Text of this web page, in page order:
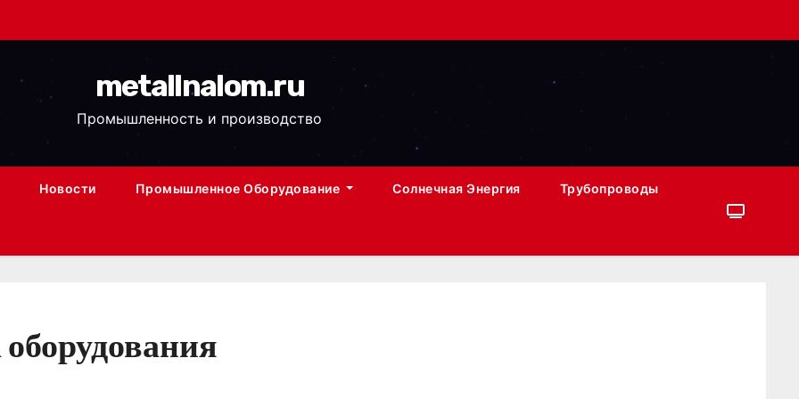
metallnalom.ru
Промышленность и производство
Новости Промышленное Оборудование Солнечная Энергия Трубопроводы